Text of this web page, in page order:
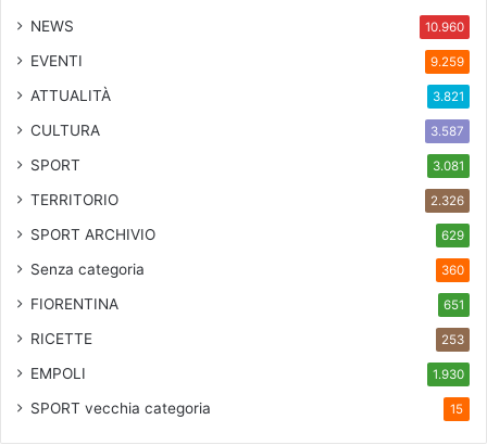
NEWS 10.960
EVENTI 9.259
ATTUALITÀ 3.821
CULTURA 3.587
SPORT 3.081
TERRITORIO 2.326
SPORT ARCHIVIO 629
Senza categoria 360
FIORENTINA 651
RICETTE 253
EMPOLI 1.930
SPORT vecchia categoria 15